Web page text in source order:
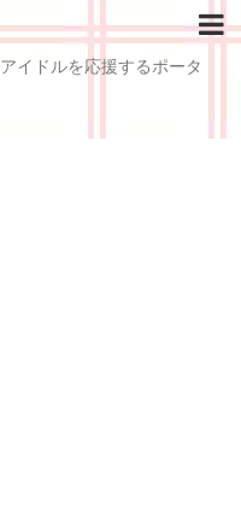
イドルを応援するポータ